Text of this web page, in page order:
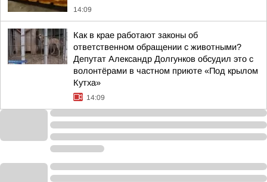
14:09
Как в крае работают законы об
ответственном обращении с животными?
Депутат Александр Долгунков обсудил это с
волонтёрами в частном приюте «Под крылом
Кутха»
14:09